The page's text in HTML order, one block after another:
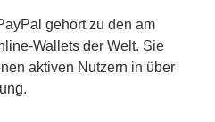
gehört zu den am
Wallets der Welt. Sie
aktiven Nutzern in über